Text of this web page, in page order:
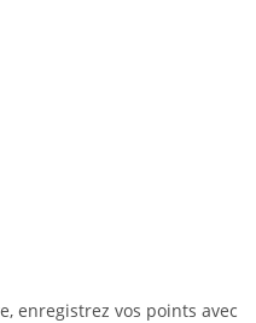
enregistrez vos points avec